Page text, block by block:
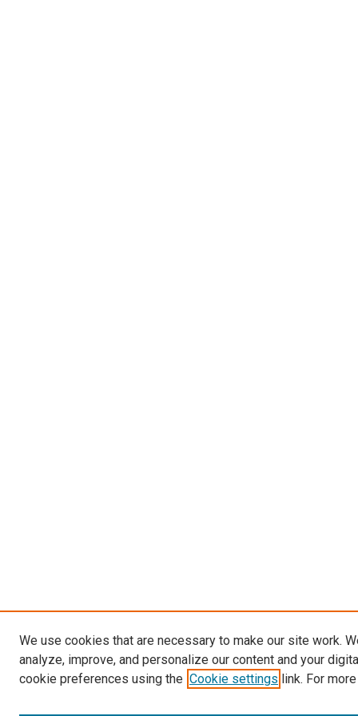
We use cookies that are necessary to make our site work.
analyze, improve, and personalize our content and your
cookie preferences using the Cookie settings link. For